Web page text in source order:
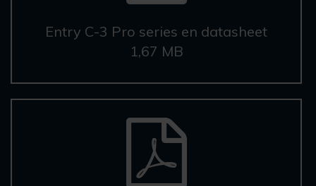
Entry C-3 Pro series en datasheet
1,67 MB